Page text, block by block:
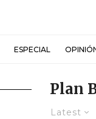
ESPECIAL
Plan
Latest